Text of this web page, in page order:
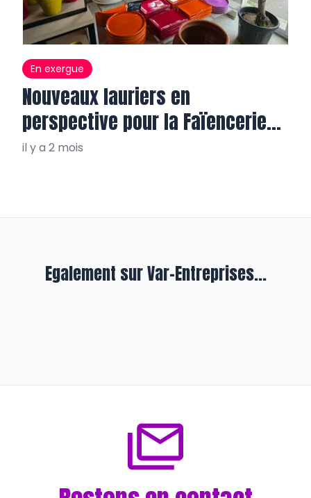
En exergue
Nouveaux lauriers en
perspective pour la Faïencerie
de Varages
il y a 2 mois
Egalement sur Var-Entreprises...